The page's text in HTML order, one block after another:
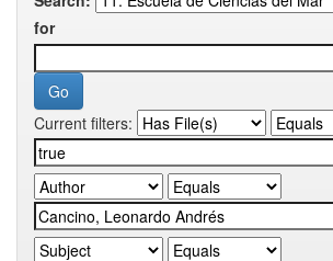
for
Current filters: